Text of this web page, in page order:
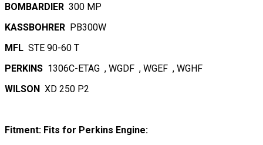
BOMBARDIER 300 MP
KASSBOHRER PB300W
MFL STE 90-60 T
PERKINS 1306C-ETAG , WGDF , WGEF , WGHF
WILSON XD 250 P2
Fitment: Fits for Perkins Engine: